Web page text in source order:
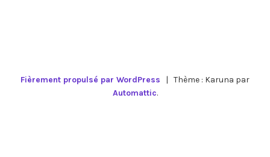
Fièrement propulsé par WordPress | Thème : Karuna par
Automattic.